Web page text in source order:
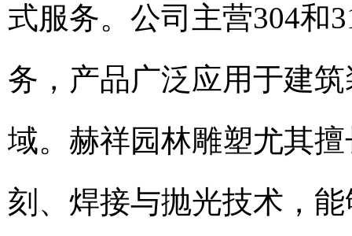
式服务。公司主营304和
务，产品广泛应用于建
域。赫祥园林雕塑尤其
刻、焊接与抛光技术，